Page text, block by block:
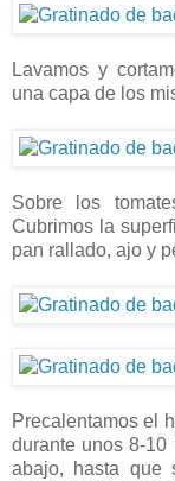
Lavamos y
una capa de los
Sobre los
Cubrimos la
pan rallado, ajo y
Precalentamos el
durante unos 8-
abajo, hasta que